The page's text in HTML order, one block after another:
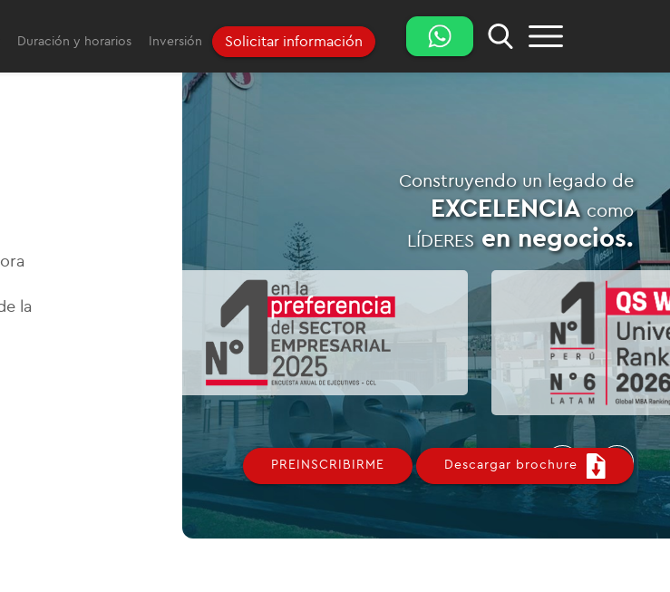
Duración y horarios Inversión Solicitar información
la
PREINSCRIBIRME Descargar brochure
Construyendo un legado de
EXCELENCIAcomo
LÍDERESen negocios.
01/02